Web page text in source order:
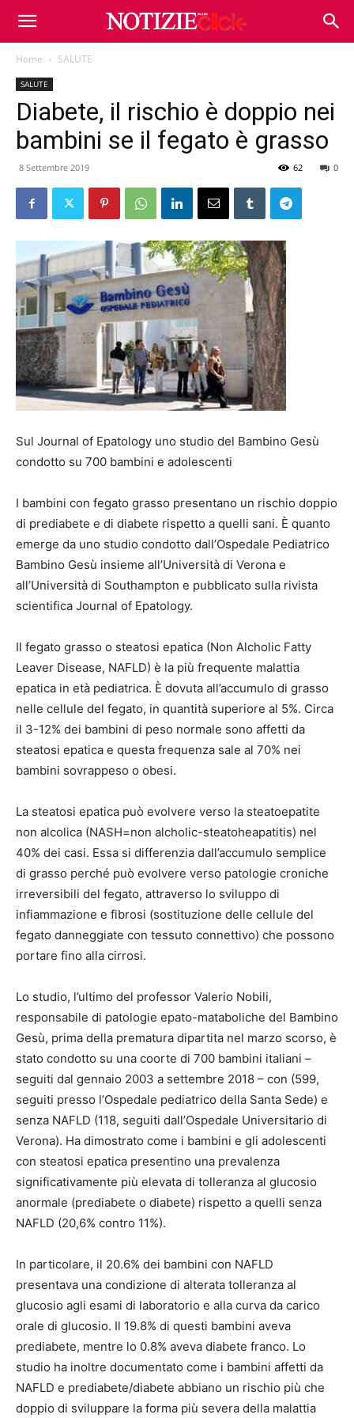
Home SALUTE
SALUTE
Diabete, il rischio è doppio nei
bambini se il fegato è grasso
8 Settembre 2019 0
62
Sul Journal of Epatology uno studio del Bambino Gesù
condotto su 700 bambini e adolescenti
I bambini con fegato grasso presentano un rischio doppio
di prediabete e di diabete rispetto a quelli sani. È quanto
emerge da uno studio condotto dall’Ospedale Pediatrico
Bambino Gesù insieme all’Università di Verona e
all’Università di Southampton e pubblicato sulla rivista
scientifica Journal of Epatology.
Il fegato grasso o steatosi epatica (Non Alcholic Fatty
Leaver Disease, NAFLD) è la più frequente malattia
epatica in età pediatrica. È dovuta all’accumulo di grasso
nelle cellule del fegato, in quantità superiore al 5%. Circa
il 3-12% dei bambini di peso normale sono affetti da
steatosi epatica e questa frequenza sale al 70% nei
bambini sovrappeso o obesi.
La steatosi epatica può evolvere verso la steatoepatite
non alcolica (NASH=non alcholic-steatoheapatitis) nel
40% dei casi. Essa si differenzia dall’accumulo semplice
di grasso perché può evolvere verso patologie croniche
irreversibili del fegato, attraverso lo sviluppo di
infiammazione e fibrosi (sostituzione delle cellule del
fegato danneggiate con tessuto connettivo) che possono
portare fino alla cirrosi.
Lo studio, l’ultimo del professor Valerio Nobili,
responsabile di patologie epato-mataboliche del Bambino
Gesù, prima della prematura dipartita nel marzo scorso, è
stato condotto su una coorte di 700 bambini italiani –
seguiti dal gennaio 2003 a settembre 2018 – con (599,
seguiti presso l’Ospedale pediatrico della Santa Sede) e
senza NAFLD (118, seguiti dall’Ospedale Universitario di
Verona). Ha dimostrato come i bambini e gli adolescenti
con steatosi epatica presentino una prevalenza
significativamente più elevata di tolleranza al glucosio
anormale (prediabete o diabete) rispetto a quelli senza
NAFLD (20,6% contro 11%).
In particolare, il 20.6% dei bambini con NAFLD
presentava una condizione di alterata tolleranza al
glucosio agli esami di laboratorio e alla curva da carico
orale di glucosio. Il 19.8% di questi bambini aveva
prediabete, mentre lo 0.8% aveva diabete franco. Lo
studio ha inoltre documentato come i bambini affetti da
NAFLD e prediabete/diabete abbiano un rischio più che
doppio di sviluppare la forma più severa della malattia